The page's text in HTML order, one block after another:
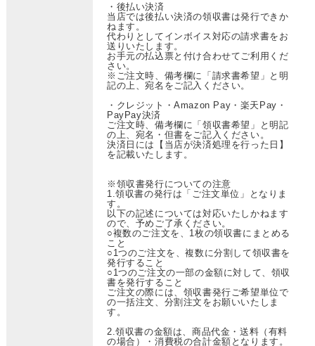
・後払い決済
当店では後払い決済の領収書は発行できか
ねます。
代わりとしてインボイス対応の請求書をお
送りいたします。
お手元の払込票と付け合わせてご利用くだ
さい。
※ご注文時、備考欄に「請求書希望」と明
記の上、宛名をご記入ください。
・クレジット・Amazon Pay・楽天Pay・
PayPay決済
ご注文時、備考欄に「領収書希望」と明記
の上、宛名・但書をご記入ください。
決済日には【当店が決済処理を行った日】
を記載いたします。
※領収書発行についての注意
1.領収書の発行は「ご注文単位」となりま
す。
以下の記述については対応いたしかねます
ので、予めご了承ください。
○複数のご注文を、1枚の領収書にまとめる
こと
○1つのご注文を、複数に分割して領収書を
発行すること
○1つのご注文の一部の金額に対して、領収
書を発行すること
ご注文の際には、領収書発行ご希望単位で
の一括注文、分割注文をお願いいたしま
す。
2.領収書の金額は、商品代金・送料（有料
の場合）・消費税の合計金額となります。